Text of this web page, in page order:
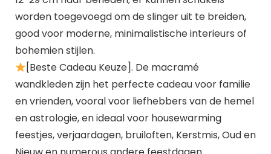
worden toegevoegd om de slinger uit te breiden,
good voor moderne, minimalistische interieurs of
bohemien stijlen.
[Beste Cadeau Keuze]. De macramé
wandkleden zijn het perfecte cadeau voor familie
en vrienden, vooral voor liefhebbers van de hemel
en astrologie, en ideaal voor housewarming
feestjes, verjaardagen, bruiloften, Kerstmis, Oud en